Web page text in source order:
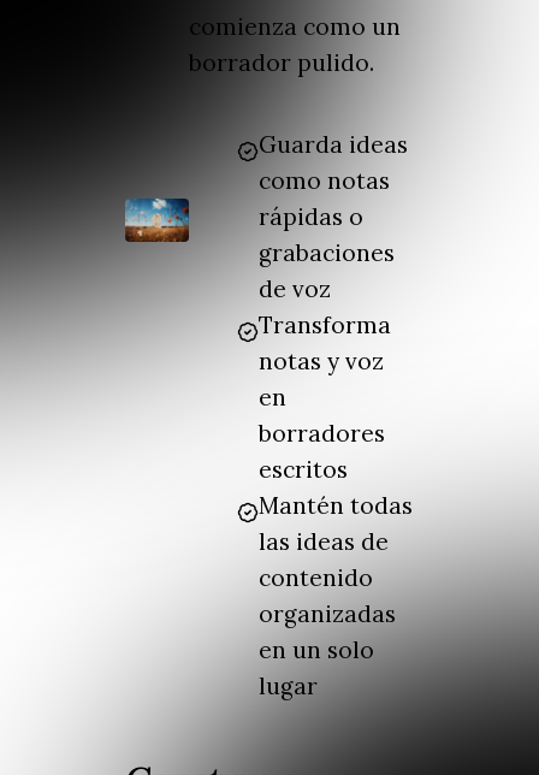
comienza como un
borrador pulido.
Guarda ideas
como notas
rápidas o
grabaciones
de voz
Transforma
notas y voz
en
borradores
escritos
Mantén todas
las ideas de
contenido
organizadas
en un solo
lugar